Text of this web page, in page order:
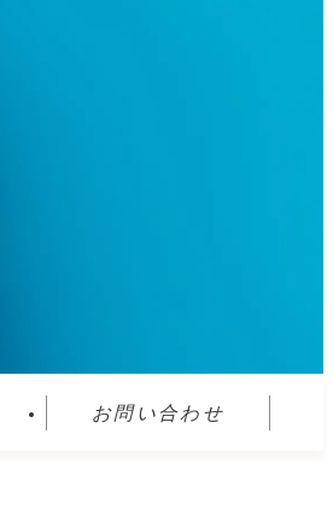
お問い合わせ